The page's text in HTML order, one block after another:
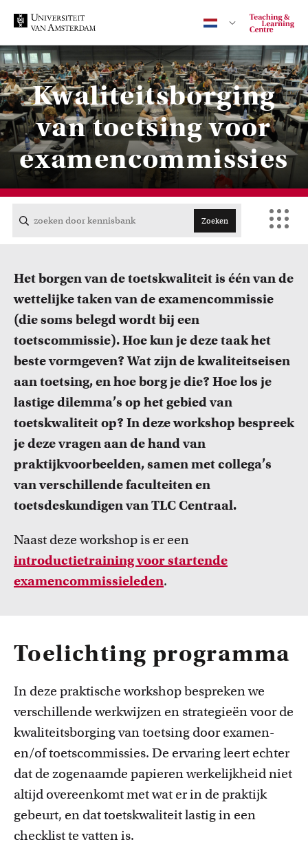
Contact
CENTRAAL
FDG
FDR
FGW
FMG
FNWI
Kwaliteitsborging
van toetsing voor
examencommissies
Zoeken
Cursussen
Bekijk het professionaliseringsaanbod voor docenten per
faculteit.
Inspiratie van collega-docenten
Lees Teacher Stories van collega-docenten.
Onderwijsinnovatie en beurzen
Leer over initiatieven en beurzen waarmee docenten
innovatieve ideeën realiseren.
Het borgen van de toetskwaliteit is één van de
wettelijke taken van de examencommissie
(die soms belegd wordt bij een
toetscommissie). Hoe kun je deze taak het
beste vormgeven? Wat zijn de kwaliteitseisen
aan toetsing, en hoe borg je die? Hoe los je
lastige dilemma’s op het gebied van
toetskwaliteit op? In deze workshop bespreek
je deze vragen aan de hand van
praktijkvoorbeelden, samen met collega’s
van verschillende faculteiten en
toetsdeskundigen van TLC Centraal.
Naast deze workshop is er een
introductietraining voor startende
examencommissieleden.
Toelichting programma
In deze praktische workshop bespreken we
verschillende werkwijzen en strategieën voor de
kwaliteitsborging van toetsing door examen-
en/of toetscommissies. De ervaring leert echter
dat de zogenaamde papieren werkelijkheid niet
altijd overeenkomt met wat er in de praktijk
gebeurt, en dat toetskwaliteit lastig in een
checklist te vatten is.